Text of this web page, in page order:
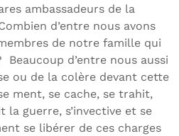
ambassadeurs de la
d’entre nous avons
de notre famille qui
d’entre nous aussi
ou de la colère devant cette
ment, se cache, se trahit,
guerre, s’invective et se
se libérer de ces charges